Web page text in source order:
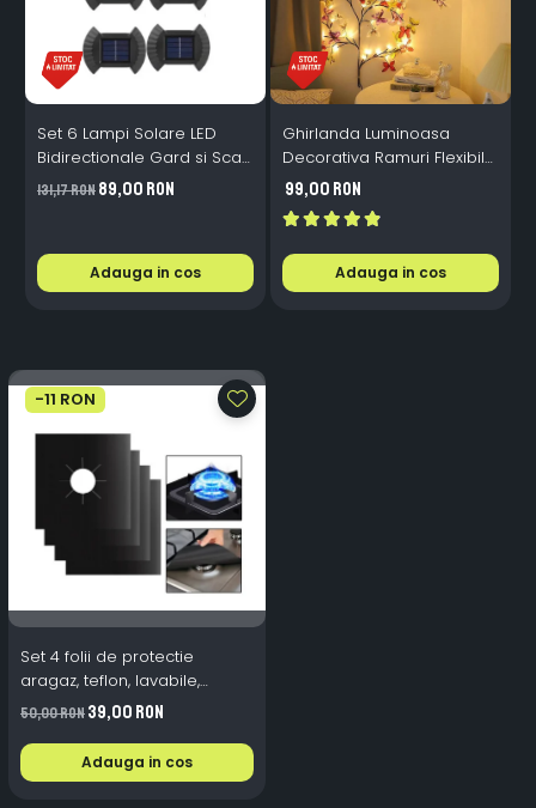
Set 6 Lampi Solare LED
Bidirectionale Gard si Scari
- 200mAh, IP65, Alb Cald,
Senzor Automat
131,17 RON89,00 RON
Adauga in cos
Ghirlanda Luminoasa
Decorativa Ramuri Flexibile
1.6m 72 LED USB
Telecomanda
99,00 RON
Adauga in cos
-11 RON
Set 4 folii de protectie
aragaz, teflon, lavabile,
reutilizabile, Negru/Gri
50,00 RON39,00 RON
Adauga in cos